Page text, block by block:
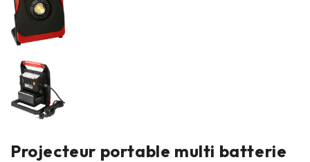
Projecteur portable multi batterie